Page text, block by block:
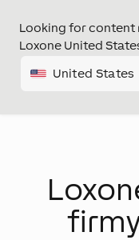
Looking for content
Loxone United
United States